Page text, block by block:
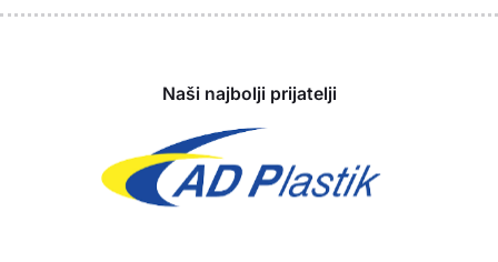
Naši najbolji prijatelji